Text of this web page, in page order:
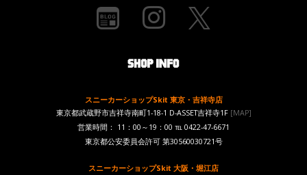
スニーカーショップSkit 東京・吉祥寺店
東京都武蔵野市吉祥寺南町1-18-1 D-ASSET吉祥寺1F [MAP]
営業時間： 11：00～19：00 ℡ 0422-47-6671
東京都公安委員会許可 第30560030721号
スニーカーショップSkit 大阪・堀江店